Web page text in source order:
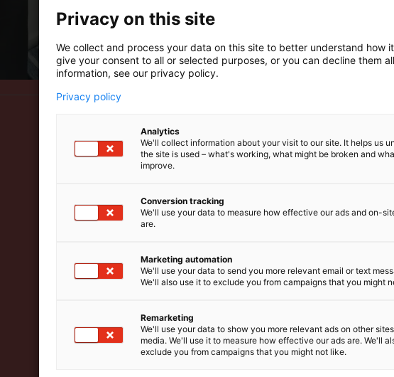
Privacy on this site
We collect and process your data on this site to better understand how
give your consent to all or selected purposes, or you can decline them
information, see our privacy policy.
Privacy policy
Analytics
We'll collect information about your visit to our site. It helps us
the site is used – what's working, what might be broken and
improve.
Conversion tracking
We'll use your data to measure how effective our ads and on-
are.
Marketing automation
We'll use your data to send you more relevant email or text
We'll also use it to exclude you from campaigns that you might
Remarketing
We'll use your data to show you more relevant ads on other
media. We'll use it to measure how effective our ads are. We'll
exclude you from campaigns that you might not like.